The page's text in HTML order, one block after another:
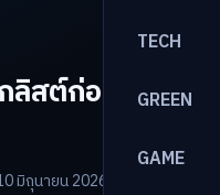
TECH
GREEN
GAME
สต์ก่อนเชื่อใจ
มิถุนายน 2026